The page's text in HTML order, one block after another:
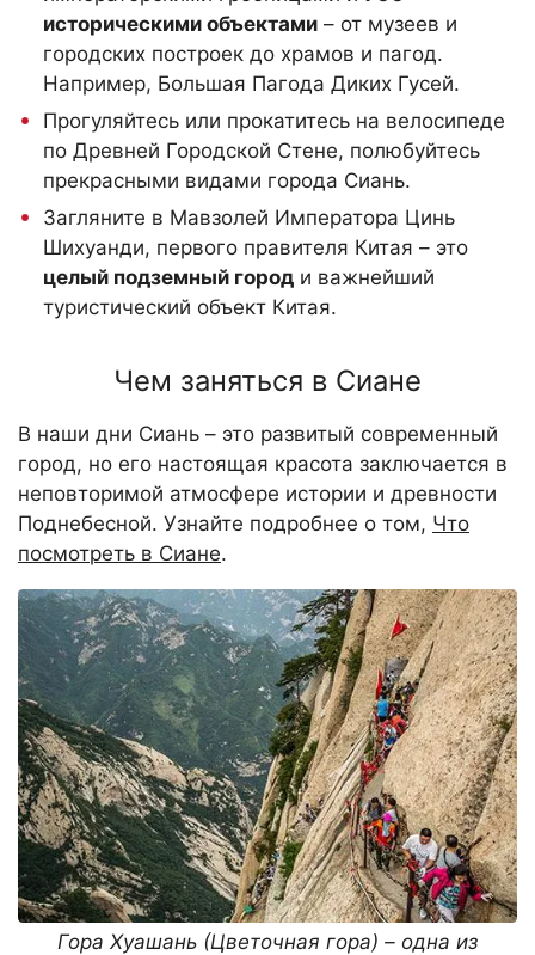
историческими объектами – от музеев и
городских построек до храмов и пагод.
Например, Большая Пагода Диких Гусей.
Прогуляйтесь или прокатитесь на велосипеде
поДревней Городской Стене, полюбуйтесь
прекрасными видами города Сиань.
Загляните в Мавзолей Императора Цинь
Шихуанди, первого правителя Китая – это
целый подземный город и важнейший
туристический объект Китая.
Чем заняться в Сиане
В наши дни Сиань – это развитый современный
город, но его настоящая красота заключается в
неповторимой атмосфере истории и древности
Поднебесной. Узнайте подробнее о том, Что
посмотреть в Сиане.
Гора Хуашань (Цветочная гора) – одна из